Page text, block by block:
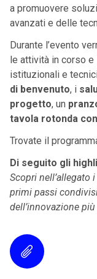
a promuovere
avanzati e delle
Durante l’evento
le attività in corso
istituzionali e
di benvenuto, i
progetto, un
tavola rotonda
Trovate il
Di seguito gli
Scopri nell’allegato
primi passi
dell’innovazione